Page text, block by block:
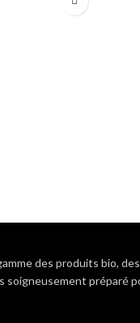
des produits bio,
soigneusement préparé